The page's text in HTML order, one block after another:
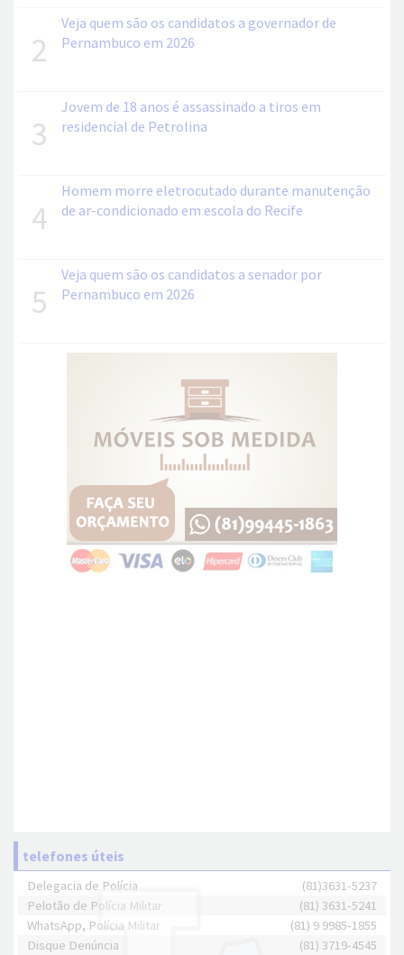
2
Veja quem são os candidatos a governador de
Pernambuco em 2026
3
Jovem de 18 anos é assassinado a tiros em
residencial de Petrolina
4
Homem morre eletrocutado durante manutenção
de ar-condicionado em escola do Recife
5
Veja quem são os candidatos a senador por
Pernambuco em 2026
telefones úteis
Delegacia de Polícia
(81)3631-5237
Pelotão de Polícia Militar
(81) 3631-5241
WhatsApp, Polícia Militar
(81) 9 9985-1855
Disque Denúncia
(81) 3719-4545